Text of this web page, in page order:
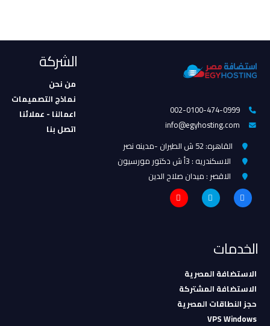
002-0100-474-0999
info@egyhosting.com
القاهره: 52 ش الطيران -مدينه نصر
الاسكندريه : 3أ ش دكتور مورسيون
الاقصر : ميدان صلاح الدين
الشركة
من نحن
نماذج التصميمات
اعمالنا - عملائنا
اتصل بنا
الخدمات
الاستضافة المصرية
الاستضافة المشتركة
حجز النطاقات المصرية
VPS Windows